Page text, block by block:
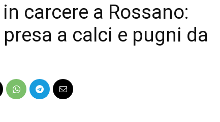
carcere a Rossano:
a calci e pugni da